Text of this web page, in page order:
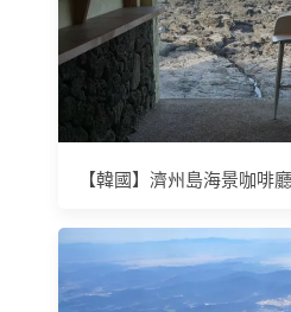
【韓國】濟州島海景咖啡